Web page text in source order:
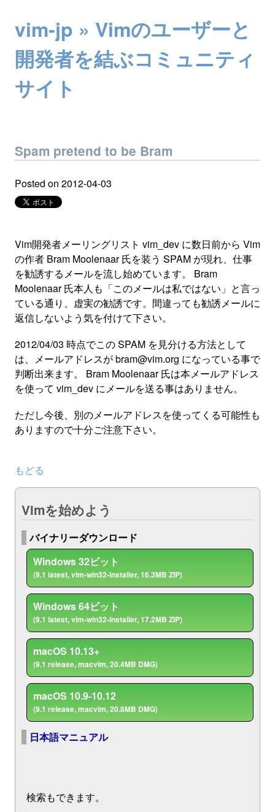
vim-jp » Vimのユーザーと
開発者を結ぶコミュニティ
サイト
Spam pretend to be Bram
Posted on 2012-04-03
Vim開発者メーリングリスト vim_dev に数日前から Vim
の作者 Bram Moolenaar 氏を装う SPAM が現れ、仕事
を勧誘するメールを流し始めています。 Bram
Moolenaar 氏本人も「このメールは私ではない」と言っ
ている通り、虚実の勧誘です。間違っても勧誘メールに
返信しないよう気を付けて下さい。
2012/04/03 時点でこの SPAM を見分ける方法として
は、メールアドレスが bram@vim.org になっている事で
判断出来ます。 Bram Moolenaar 氏は本メールアドレス
を使って vim_dev にメールを送る事はありません。
ただし今後、別のメールアドレスを使ってくる可能性も
ありますので十分ご注意下さい。
もどる
Vimを始めよう
バイナリーダウンロード
Windows 32ビット
(9.1 latest, vim-win32-installer, 16.3MB ZIP)
Windows 64ビット
(9.1 latest, vim-win32-installer, 17.2MB ZIP)
macOS 10.13+
(9.1 release, macvim, 20.4MB DMG)
macOS 10.9-10.12
(9.1 release, macvim, 20.8MB DMG)
日本語マニュアル
検索もできます。